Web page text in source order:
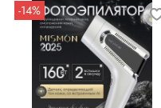
-14%